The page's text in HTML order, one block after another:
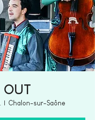
OUT
  |
Chalon-sur-Saône